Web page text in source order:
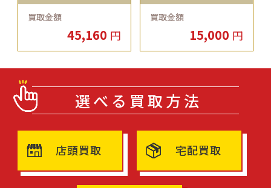
買取金額
45,160 円
買取金額
15,000 円
選べる買取方法
店頭買取 宅配買取